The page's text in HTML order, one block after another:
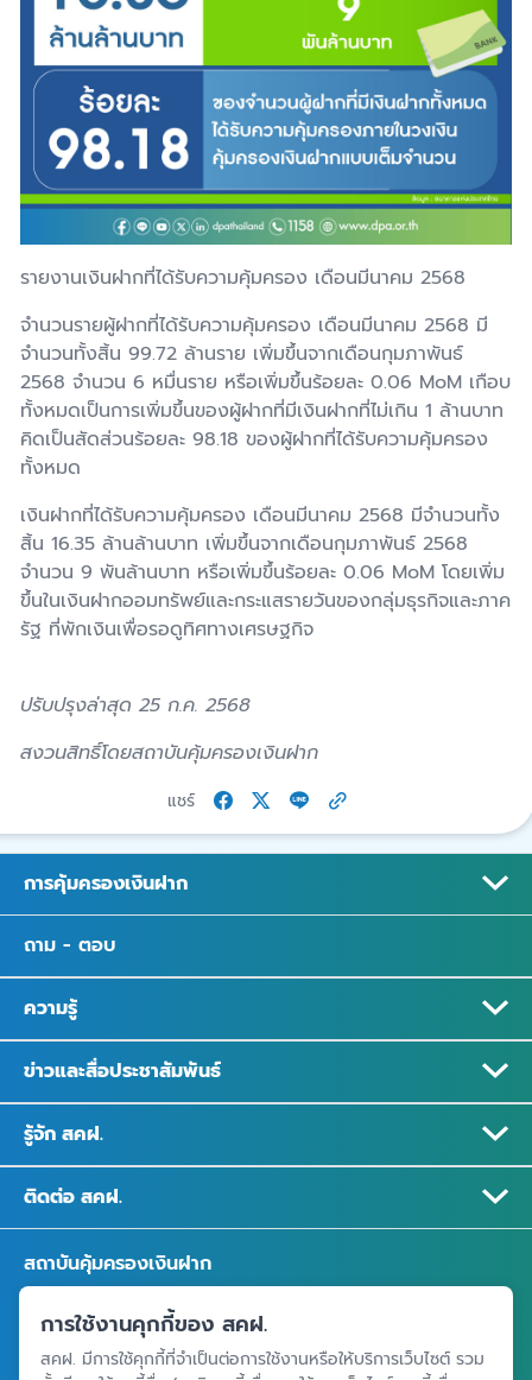
รายงานเงินฝากที่ได้รับความคุ้มครอง เดือนมีนาคม 2568
จำนวนรายผู้ฝากที่ได้รับความคุ้มครอง เดือนมีนาคม 2568 มี
จำนวนทั้งสิ้น 99.72 ล้านราย เพิ่มขึ้นจากเดือนกุมภาพันธ์
2568 จำนวน 6 หมื่นราย หรือเพิ่มขึ้นร้อยละ 0.06 MoM เกือบ
ทั้งหมดเป็นการเพิ่มขึ้นของผู้ฝากที่มีเงินฝากที่ไม่เกิน 1 ล้านบาท
คิดเป็นสัดส่วนร้อยละ 98.18 ของผู้ฝากที่ได้รับความคุ้มครอง
ทั้งหมด
เงินฝากที่ได้รับความคุ้มครอง เดือนมีนาคม 2568 มีจำนวนทั้ง
สิ้น 16.35 ล้านล้านบาท เพิ่มขึ้นจากเดือนกุมภาพันธ์ 2568
จำนวน 9 พันล้านบาท หรือเพิ่มขึ้นร้อยละ 0.06 MoM โดยเพิ่ม
ขึ้นในเงินฝากออมทรัพย์และกระแสรายวันของกลุ่มธุรกิจและภาค
รัฐ ที่พักเงินเพื่อรอดูทิศทางเศรษฐกิจ
ปรับปรุงล่าสุด 25 ก.ค. 2568
สงวนสิทธิ์โดยสถาบันคุ้มครองเงินฝาก
แชร์
การคุ้มครองเงินฝาก
ถาม - ตอบ
ความรู้
ข่าวและสื่อประชาสัมพันธ์
รู้จัก สคฝ.
ติดต่อ สคฝ.
สถาบันคุ้มครองเงินฝาก
อาคารเอสเจ อินฟินิท วัน บิสซิเนสคอมเพล็กซ์ ชั้น 25 - 27 เลขที่ 349
ถนนวิภาวดีรังสิต แขวงจอมพล เขตจตุจักร กรุงเทพฯ 10900
การใช้งานคุกกี้ของ สคฝ.
สคฝ. มีการใช้คุกกี้ที่จำเป็นต่อการใช้งานหรือให้บริการเว็บไซต์ รวม